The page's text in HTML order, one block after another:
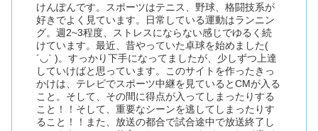
けんぽんです。スポーツはテニス、野球、格闘技系が
好きでよく見ています。日常している運動はランニン
グ。週2~3程度、ストレスにならない感じでゆるく続
けています。最近、昔やっていた卓球を始めました(
´◡` )。すっかり下手になってましたが、少しずつ上達
していけばと思っています。このサイトを作ったきっ
かけは、テレビでスポーツ中継を見ているとCMが入る
こと。そして、その間に得点が入ってしまったりする
こと！！そして、重要なシーンを逃してしまったりす
ること！！また、放送の都合で試合途中で放送終了し